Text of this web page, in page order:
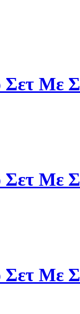
Με
Σετ Με
Σετ Με